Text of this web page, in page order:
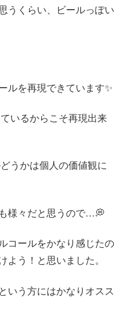
うくらい、ビールっぽい
ルを再現できています✨
いるからこそ再現出来
うかは個人の価値観に
様々だと思うので…💭
コールをかなり感じたの
う！と思いました。
いう方にはかなりオスス